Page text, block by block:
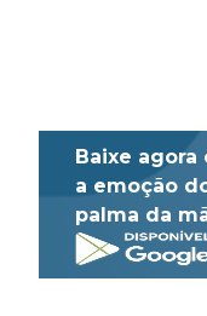
Baixe agora
a emoção
palma da